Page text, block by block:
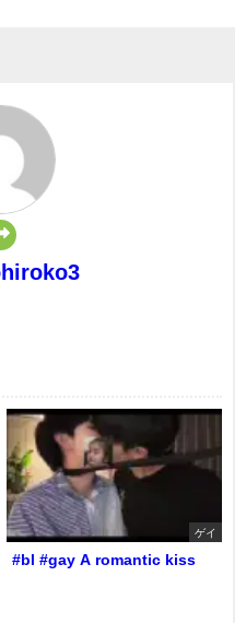
ゲイ
#bl #gay A romantic kiss